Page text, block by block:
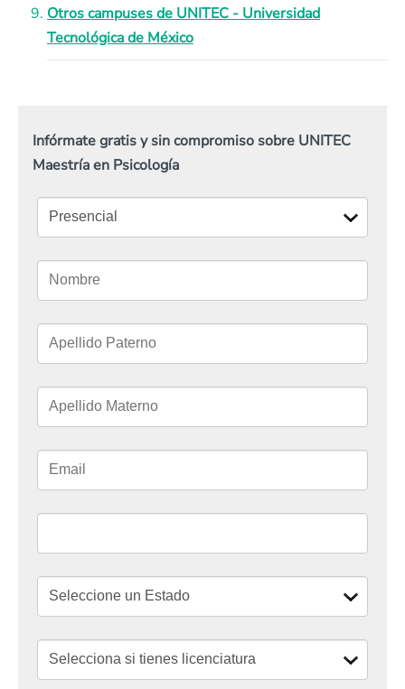
Otros campuses de UNITEC - Universidad
Tecnológica de México
Infórmate gratis y sin compromiso sobre UNITEC
Maestría en Psicología